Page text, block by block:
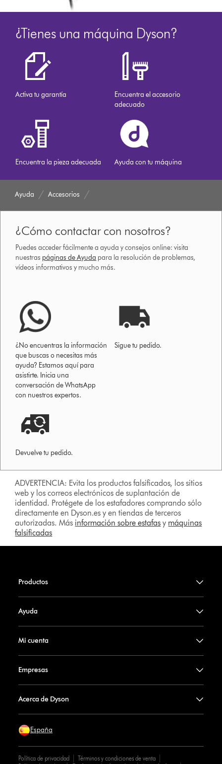
¿Tienes una máquina Dyson?
Activa tu garantía
Encuentra el accesorio
adecuado
Encuentra la pieza adecuada Ayuda con tu máquina
Ayuda Accesorios
¿Cómo contactar con nosotros?
Puedes acceder fácilmente a ayuda y consejos online: visita
nuestras páginas de Ayuda para la resolución de problemas,
vídeos informativos y mucho más.
¿No encuentras la información
que buscas o necesitas más
ayuda? Estamos aquí para
asistirte. Inicia una
conversación de WhatsApp
con nuestros expertos.
Sigue tu pedido.
Devuelve tu pedido.
ADVERTENCIA: Evita los productos falsificados, los sitios
web y los correos electrónicos de suplantación de
identidad. Protégete de los estafadores comprando sólo
directamente en Dyson.es y en tiendas de terceros
autorizadas. Más información sobre estafas y máquinas
falsificadas
Productos
Ayuda
Mi cuenta
Empresas
Acerca de Dyson
España
Política de privacidad
Términos y condiciones de venta